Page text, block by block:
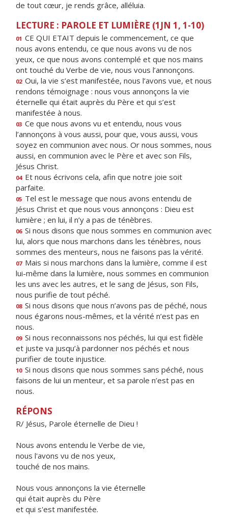
de tout cœur, je rends grâce, alléluia.
LECTURE : PAROLE ET LUMIÈRE (1JN 1, 1-10)
01 CE QUI ETAIT depuis le commencement, ce que
nous avons entendu, ce que nous avons vu de nos
yeux, ce que nous avons contemplé et que nos mains
ont touché du Verbe de vie, nous vous l’annonçons.
02 Oui, la vie s’est manifestée, nous l’avons vue, et nous
rendons témoignage : nous vous annonçons la vie
éternelle qui était auprès du Père et qui s’est
manifestée à nous.
03 Ce que nous avons vu et entendu, nous vous
l’annonçons à vous aussi, pour que, vous aussi, vous
soyez en communion avec nous. Or nous sommes, nous
aussi, en communion avec le Père et avec son Fils,
Jésus Christ.
04 Et nous écrivons cela, afin que notre joie soit
parfaite.
05 Tel est le message que nous avons entendu de
Jésus Christ et que nous vous annonçons : Dieu est
lumière ; en lui, il n’y a pas de ténèbres.
06 Si nous disons que nous sommes en communion avec
lui, alors que nous marchons dans les ténèbres, nous
sommes des menteurs, nous ne faisons pas la vérité.
07 Mais si nous marchons dans la lumière, comme il est
lui-même dans la lumière, nous sommes en communion
les uns avec les autres, et le sang de Jésus, son Fils,
nous purifie de tout péché.
08 Si nous disons que nous n’avons pas de péché, nous
nous égarons nous-mêmes, et la vérité n’est pas en
nous.
09 Si nous reconnaissons nos péchés, lui qui est fidèle
et juste va jusqu’à pardonner nos péchés et nous
purifier de toute injustice.
10 Si nous disons que nous sommes sans péché, nous
faisons de lui un menteur, et sa parole n’est pas en
nous.
RÉPONS
R/ Jésus, Parole éternelle de Dieu !
Nous avons entendu le Verbe de vie,
nous l'avons vu de nos yeux,
touché de nos mains.
Nous vous annonçons la vie éternelle
qui était auprès du Père
et qui s'est manifestée.